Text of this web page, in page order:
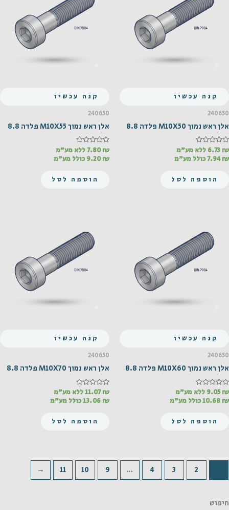
קנה עכשיו
240650
אלן ראש נמוך M10X50 פלדה 8.8
דורג
מתוך
6.73 ₪
ללא מע"מ
7.94₪ כולל מע"מ
הוספה לסל
קנה עכשיו
240650
אלן ראש נמוך M10X55 פלדה 8.8
דורג
מתוך
7.80₪
ללא מע"מ
9.20₪ כולל מע"מ
הוספה לסל
קנה עכשיו
240650
אלן ראש נמוך M10X60 פלדה 8.8
דורג
מתוך
9.05₪
ללא מע"מ
10.68 ₪ כולל מע"מ
הוספה לסל
קנה עכשיו
240650
אלן ראש נמוך M10X70 פלדה 8.8
דורג
מתוך
11.07₪
ללא מע"מ
13.06 ₪ כולל מע"מ
הוספה לסל
2
3
4
…
9
10
11
←
חיפוש